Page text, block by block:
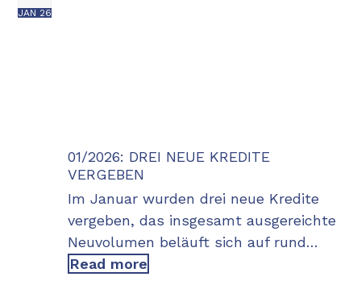
JAN 26
01/2026: DREI NEUE KREDITE
VERGEBEN
Im Januar wurden drei neue Kredite
vergeben, das insgesamt ausgereichte
Neuvolumen beläuft sich auf rund…
Read more